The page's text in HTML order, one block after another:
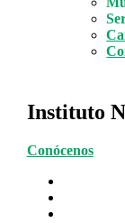
Instituto
Conócenos